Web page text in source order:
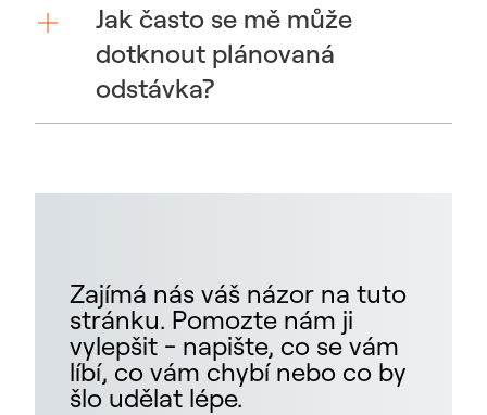
Jak často se mě může
dotknout plánovaná
odstávka?
Zajímá nás váš názor na tuto
stránku. Pomozte nám ji
vylepšit - napište, co se vám
líbí, co vám chybí nebo co by
šlo udělat lépe.